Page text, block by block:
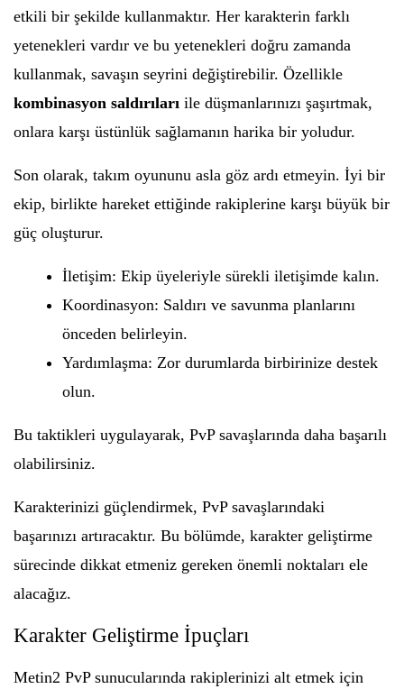
etkili bir şekilde kullanmaktır. Her karakterin farklı
yetenekleri vardır ve bu yetenekleri doğru zamanda
kullanmak, savaşın seyrini değiştirebilir. Özellikle
kombinasyon saldırıları ile düşmanlarınızı şaşırtmak,
onlara karşı üstünlük sağlamanın harika bir yoludur.
Son olarak, takım oyununu asla göz ardı etmeyin. İyi bir
ekip, birlikte hareket ettiğinde rakiplerine karşı büyük bir
güç oluşturur.
İletişim: Ekip üyeleriyle sürekli iletişimde kalın.
Koordinasyon: Saldırı ve savunma planlarını
önceden belirleyin.
Yardımlaşma: Zor durumlarda birbirinize destek
olun.
Bu taktikleri uygulayarak, PvP savaşlarında daha başarılı
olabilirsiniz.
Karakterinizi güçlendirmek, PvP savaşlarındaki
başarınızı artıracaktır. Bu bölümde, karakter geliştirme
sürecinde dikkat etmeniz gereken önemli noktaları ele
alacağız.
Karakter Geliştirme İpuçları
Metin2 PvP sunucularında rakiplerinizi alt etmek için